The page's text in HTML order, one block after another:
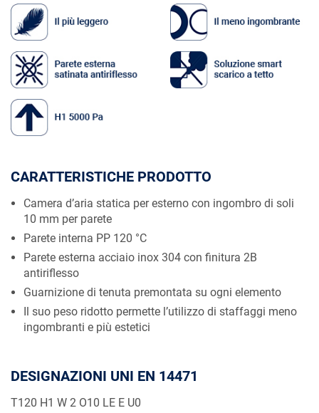
CARATTERISTICHE PRODOTTO
Camera d’aria statica per esterno con ingombro di soli
10 mm per parete
Parete interna PP 120 °C
Parete esterna acciaio inox 304 con finitura 2B
antiriflesso
Guarnizione di tenuta premontata su ogni elemento
Il suo peso ridotto permette l’utilizzo di staffaggi meno
ingombranti e più estetici
DESIGNAZIONI UNI EN 14471
T120 H1 W 2 O10 LE E U0